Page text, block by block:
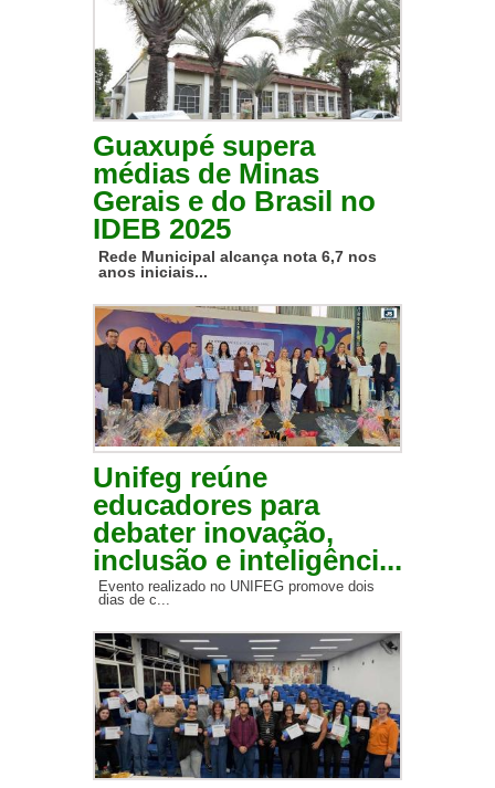
Guaxupé supera
médias de Minas
Gerais e do Brasil no
IDEB 2025
Rede Municipal alcança nota 6,7 nos
anos iniciais...
Unifeg reúne
educadores para
debater inovação,
inclusão e inteligênci...
Evento realizado no UNIFEG promove dois
dias de c...